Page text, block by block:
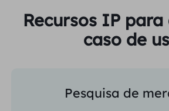
Recursos IP
caso de
Pesquisa de